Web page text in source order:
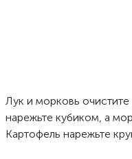
Лук и морковь
нарежьте кубиком, а
Картофель нарежьте